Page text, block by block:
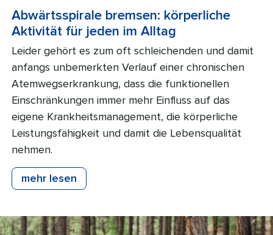
Abwärtsspirale bremsen: körperliche
Aktivität für jeden im Alltag
Leider gehört es zum oft schleichenden und damit
anfangs unbemerkten Verlauf einer chronischen
Atemwegserkrankung, dass die funktionellen
Einschränkungen immer mehr Einfluss auf das
eigene Krankheitsmanagement, die körperliche
Leistungsfähigkeit und damit die Lebensqualität
nehmen.
mehr lesen